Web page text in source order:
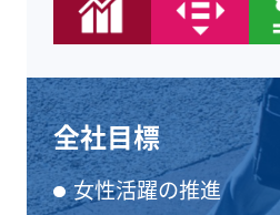
全社目標
女性活躍の推進